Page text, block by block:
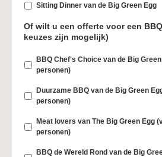
Sitting Dinner van de Big Green Egg
Of wilt u een offerte voor een
keuzes zijn mogelijk)
BBQ Chef's Choice van de Big
personen)
Duurzame BBQ van de Big Green
personen)
Meat lovers van The Big Green Egg
personen)
BBQ de Wereld Rond van de Big